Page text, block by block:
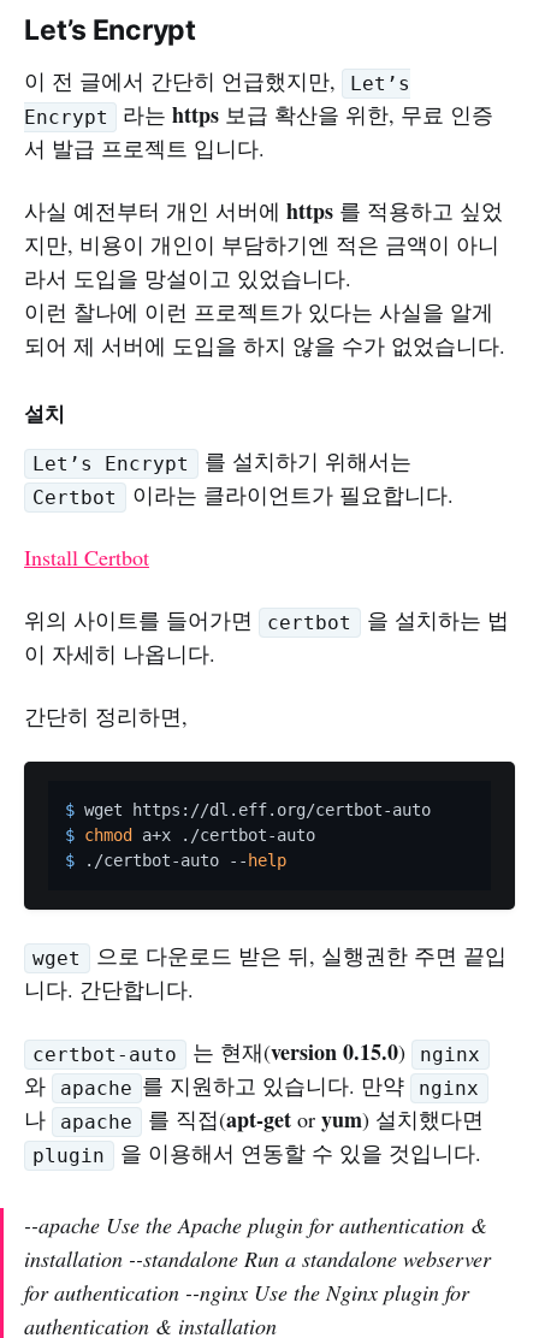
Let’s Encrypt
이 전 글에서 간단히 언급했지만,
Let’s
Encrypt
라는https 보급 확산을 위한, 무료 인증
서 발급 프로젝트 입니다.
사실 예전부터 개인 서버에 https 를 적용하고 싶었
지만, 비용이 개인이 부담하기엔 적은 금액이 아니
라서 도입을 망설이고 있었습니다.
이런 찰나에 이런 프로젝트가 있다는 사실을 알게
되어 제 서버에 도입을 하지 않을 수가 없었습니다.
설치
Let’s Encrypt 를 설치하기 위해서는
Certbot 이라는 클라이언트가 필요합니다.
Install Certbot
위의 사이트를 들어가면 certbot
을 설치하는 법
이 자세히 나옵니다.
간단히 정리하면,
$ wget https://dl.eff.org/certbot-auto
$ chmod
a+x ./certbot-auto
$
./certbot-auto -- help
wget
으로 다운로드 받은 뒤, 실행권한 주면 끝입
니다. 간단합니다.
certbot-auto 는 현재(version 0.15.0) nginx
와 apache 를 지원하고 있습니다. 만약 nginx
나 apache 를 직접(apt-getor yum) 설치했다면
plugin 을 이용해서 연동할 수 있을 것입니다.
--apache Use the Apache plugin for authentication &
installation --standalone Run a standalone webserver
for authentication --nginx Use the Nginx plugin for
authentication & installation